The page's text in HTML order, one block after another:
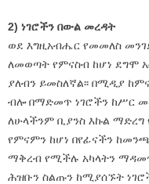
2) ነገሮችን በውል መረዳት
ወደ እግዚአብሔር የመመለስ
ለመወጣት የምናስብ ከሆነ ደግሞ
ያለብን ይመስለኛል፡፡ በሚዲያ
ብሎ በማድመጥ ነገሮችን ከሥር
ለሁላችንም ቢያንስ እኩል ማድረግ
የምናምን ከሆነ በየፊናችን
ማቅረብ የሚችሉ አካላትን ማዳመጥ
ሕዝቡን ስልጡን ከሚያሰኙት